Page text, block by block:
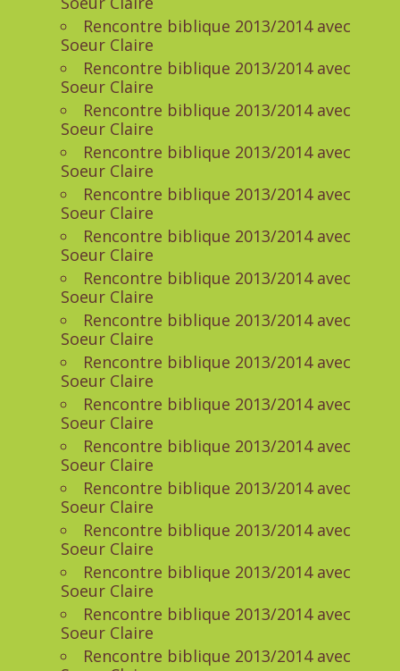
Rencontre biblique 2013/2014 avec
Soeur Claire
Rencontre biblique 2013/2014 avec
Soeur Claire
Rencontre biblique 2013/2014 avec
Soeur Claire
Rencontre biblique 2013/2014 avec
Soeur Claire
Rencontre biblique 2013/2014 avec
Soeur Claire
Rencontre biblique 2013/2014 avec
Soeur Claire
Rencontre biblique 2013/2014 avec
Soeur Claire
Rencontre biblique 2013/2014 avec
Soeur Claire
Rencontre biblique 2013/2014 avec
Soeur Claire
Rencontre biblique 2013/2014 avec
Soeur Claire
Rencontre biblique 2013/2014 avec
Soeur Claire
Rencontre biblique 2013/2014 avec
Soeur Claire
Rencontre biblique 2013/2014 avec
Soeur Claire
Rencontre biblique 2013/2014 avec
Soeur Claire
Rencontre biblique 2013/2014 avec
Soeur Claire
Rencontre biblique 2013/2014 avec